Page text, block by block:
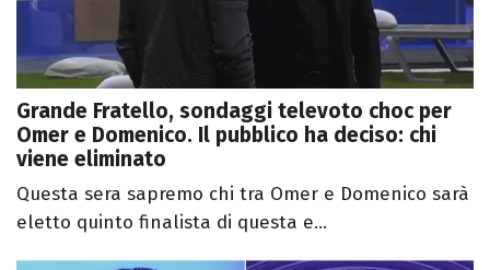
Grande Fratello, sondaggi televoto choc per
Omer e Domenico. Il pubblico ha deciso: chi
viene eliminato
Questa sera sapremo chi tra Omer e Domenico sarà
eletto quinto finalista di questa e...